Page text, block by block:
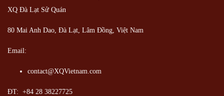
XQ Đà Lạt Sử Quán
80 Mai Anh Dao, Đà Lạt, Lâm Đồng, Việt Nam
Email:
contact@XQVietnam.com
ĐT: +84 28 38227725